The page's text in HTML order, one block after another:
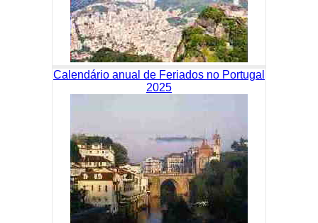
Calendário anual de Feriados no Portugal
2025